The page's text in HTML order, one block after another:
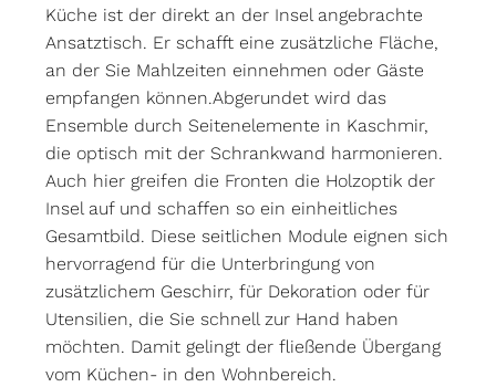
Küche ist der direkt an der Insel angebrachte
Ansatztisch. Er schafft eine zusätzliche Fläche,
an der Sie Mahlzeiten einnehmen oder Gäste
empfangen können.Abgerundet wird das
Ensemble durch Seitenelemente in Kaschmir,
die optisch mit der Schrankwand harmonieren.
Auch hier greifen die Fronten die Holzoptik der
Insel auf und schaffen so ein einheitliches
Gesamtbild. Diese seitlichen Module eignen sich
hervorragend für die Unterbringung von
zusätzlichem Geschirr, für Dekoration oder für
Utensilien, die Sie schnell zur Hand haben
möchten. Damit gelingt der fließende Übergang
vom Küchen- in den Wohnbereich.